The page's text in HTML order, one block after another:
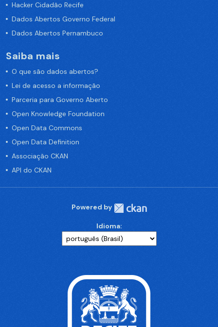
Hacker Cidadão Recife
Dados Abertos Governo Federal
Dados Abertos Pernambuco
Saiba mais
O que são dados abertos?
Lei de acesso a informação
Parceria para Governo Aberto
Open Knowledge Foundation
Open Data Commons
Open Data Definition
Associação CKAN
API do CKAN
Powered by
Idioma